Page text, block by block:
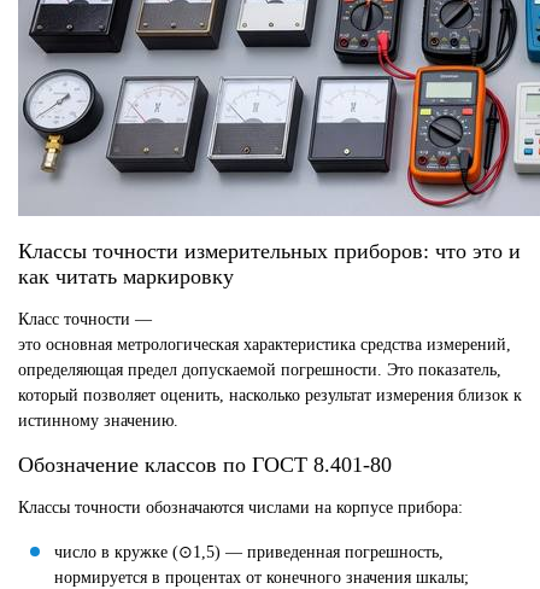
Классы точности измерительных приборов: что это и
как читать маркировку
Класс точности —
это основная метрологическая характеристика средства измерений,
определяющая предел допускаемой погрешности. Это показатель,
который позволяет оценить, насколько результат измерения близок к
истинному значению.
Обозначение классов по ГОСТ 8.401-80
Классы точности обозначаются числами на корпусе прибора:
число в кружке (⊙1,5) — приведенная погрешность,
нормируется в процентах от конечного значения шкалы;